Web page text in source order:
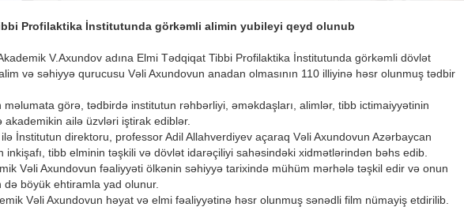
Profilaktika İnstitutunda görkəmli alimin yubileyi qeyd olunub
V.Axundov adına Elmi Tədqiqat Tibbi Profilaktika İnstitutunda görkəmli dövlət
və səhiyyə qurucusu Vəli Axundovun anadan olmasının 110 illiyinə həsr olunmuş tədbir
məlumata görə, tədbirdə institutun rəhbərliyi, əməkdaşları, alimlər, tibb ictimaiyyətinin
akademikin ailə üzvləri iştirak ediblər.
İnstitutun direktoru, professor Adil Allahverdiyev açaraq Vəli Axundovun Azərbaycan
inkişafı, tibb elminin təşkili və dövlət idarəçiliyi sahəsindəki xidmətlərindən bəhs edib.
Vəli Axundovun fəaliyyəti ölkənin səhiyyə tarixində mühüm mərhələ təşkil edir və onun
böyük ehtiramla yad olunur.
Vəli Axundovun həyat və elmi fəaliyyətinə həsr olunmuş sənədli film nümayiş etdirilib.